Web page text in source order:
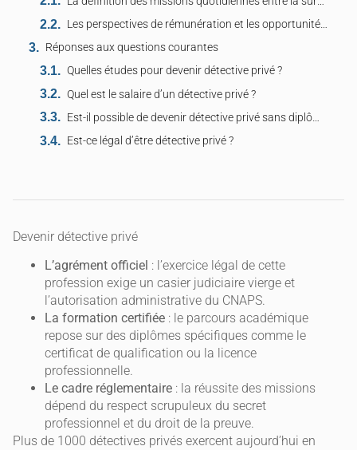
Les perspectives de rémunération et les opportunités d’installation en indépendant
Réponses aux questions courantes
Quelles études pour devenir détective privé ?
Quel est le salaire d’un détective privé ?
Est-il possible de devenir détective privé sans diplôme ?
Est-ce légal d’être détective privé ?
Devenir détective privé
L’agrément officiel : l’exercice légal de cette
profession exige un casier judiciaire vierge et
l’autorisation administrative du CNAPS.
La formation certifiée : le parcours académique
repose sur des diplômes spécifiques comme le
certificat de qualification ou la licence
professionnelle.
Le cadre réglementaire : la réussite des missions
dépend du respect scrupuleux du secret
professionnel et du droit de la preuve.
Plus de 1000 détectives privés exercent aujourd’hui en